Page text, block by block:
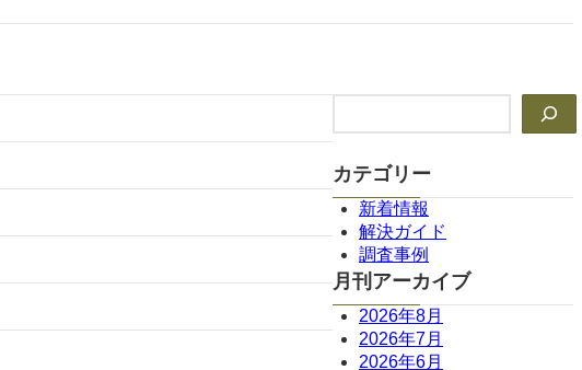
カテゴリー
新着情報
解決ガイド
調査事例
月刊アーカイブ
2026年8月
2026年7月
2026年6月